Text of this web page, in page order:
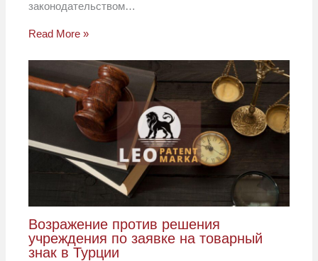
законодательством…
Read More »
Возражение против решения
учреждения по заявке на товарный
знак в Турции